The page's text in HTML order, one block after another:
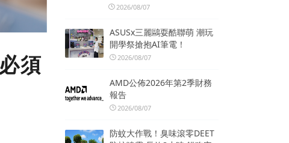
須
2026/08/07
ASUSx三麗鷗耍酷聯萌 潮玩
開學祭搶抱AI筆電！
2026/08/07
AMD公佈2026年第2季財務
報告
2026/08/07
防蚊大作戰！臭味滾零DEET